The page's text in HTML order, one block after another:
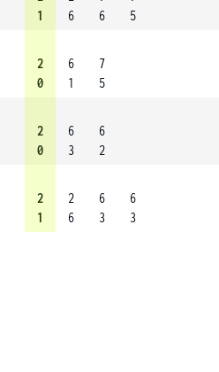
1
6
6
5
2
0
6
1
7
5
2
0
6
3
6
2
2
1
2
6
6
3
6
3